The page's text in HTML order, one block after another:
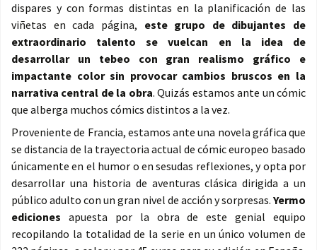
dispares y con formas distintas en la planificación de las
viñetas en cada página, este grupo de dibujantes de
extraordinario talento se vuelcan en la idea de
desarrollar un tebeo con gran realismo gráfico e
impactante color sin provocar cambios bruscos en la
narrativa central de la obra. Quizás estamos ante un cómic
que alberga muchos cómics distintos a la vez.
Proveniente de Francia, estamos ante una novela gráfica que
se distancia de la trayectoria actual de cómic europeo basado
únicamente en el humor o en sesudas reflexiones, y opta por
desarrollar una historia de aventuras clásica dirigida a un
público adulto con un gran nivel de acción y sorpresas. Yermo
ediciones apuesta por la obra de este genial equipo
recopilando la totalidad de la serie en un único volumen de